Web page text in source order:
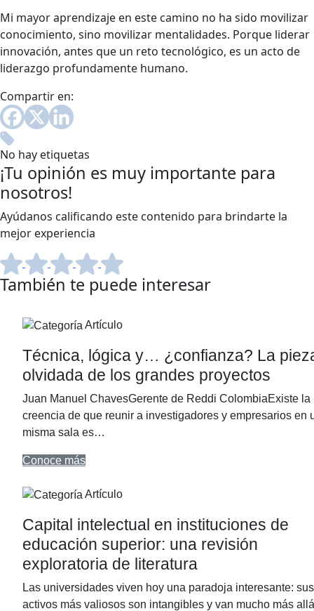
Mi mayor aprendizaje en este camino no ha sido movilizar
conocimiento, sino movilizar mentalidades. Porque liderar
innovación, antes que un reto tecnológico, es un acto de
liderazgo profundamente humano.
Compartir en:
No hay etiquetas
¡Tu opinión es muy importante para
nosotros!
Ayúdanos calificando este contenido para brindarte la
mejor experiencia
También te puede interesar
Artículo
Técnica, lógica y… ¿confianza? La
olvidada de los grandes proyectos
Juan Manuel ChavesGerente de Reddi ColombiaExiste la
creencia de que reunir a investigadores y empresarios en
misma sala es…
Conoce más
Artículo
Capital intelectual en instituciones de
educación superior: una revisión
exploratoria de literatura
Las universidades viven hoy una paradoja interesante: sus
activos más valiosos son intangibles y van mucho más